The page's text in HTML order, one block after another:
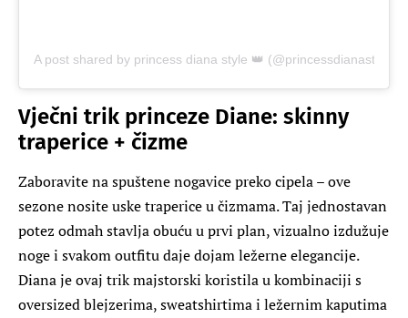
A post shared by princess diana style 👑 (@princessdianastyle)
Vječni trik princeze Diane: skinny
traperice + čizme
Zaboravite na spuštene nogavice preko cipela – ove
sezone nosite uske traperice u čizmama. Taj jednostavan
potez odmah stavlja obuću u prvi plan, vizualno izdužuje
noge i svakom outfitu daje dojam ležerne elegancije.
Diana je ovaj trik majstorski koristila u kombinaciji s
oversized blejzerima, sweatshirtima i ležernim kaputima